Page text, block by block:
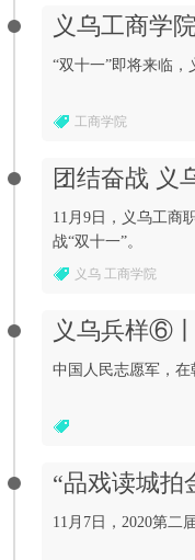
义乌工商学
“双十一”即将来临，
工商学院
团结奋战 义
11月9日，义乌工商
战“双十一”。
义乌 工商学院
义乌兵样⑥
中国人民志愿军，在
“品戏读城拍
11月7日，2020第二